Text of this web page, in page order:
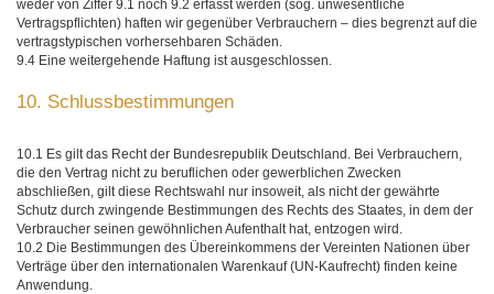
weder von Ziffer 9.1 noch 9.2 erfasst werden (sog. unwesentliche
Vertragspflichten) haften wir gegenüber Verbrauchern – dies begrenzt auf die
vertragstypischen vorhersehbaren Schäden.
9.4 Eine weitergehende Haftung ist ausgeschlossen.
10. Schlussbestimmungen
10.1 Es gilt das Recht der Bundesrepublik Deutschland. Bei Verbrauchern,
die den Vertrag nicht zu beruflichen oder gewerblichen Zwecken
abschließen, gilt diese Rechtswahl nur insoweit, als nicht der gewährte
Schutz durch zwingende Bestimmungen des Rechts des Staates, in dem der
Verbraucher seinen gewöhnlichen Aufenthalt hat, entzogen wird.
10.2 Die Bestimmungen des Übereinkommens der Vereinten Nationen über
Verträge über den internationalen Warenkauf (UN-Kaufrecht) finden keine
Anwendung.